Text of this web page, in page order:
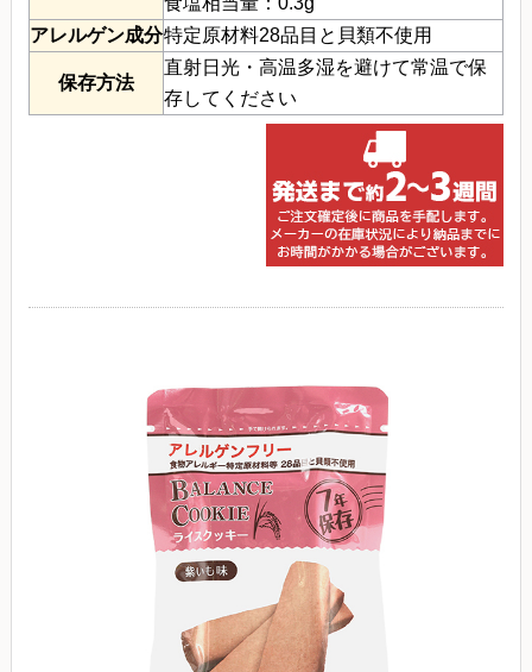
アレルゲン成分特定原材料28品目と貝類不使用
保存方法
直射日光・高温多湿を避けて常温で保
存してください